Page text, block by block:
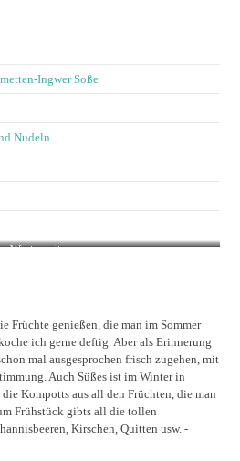
Ingwer Soße
Nudeln
Winterzeit
Früchte genießen, die man im Sommer
ich gerne deftig. Aber als Erinnerung
mal ausgesprochen frisch zugehen, mit
Auch Süßes ist im Winter in
Kompotts aus all den Früchten, die man
Frühstück gibts all die tollen
Kirschen, Quitten usw. -